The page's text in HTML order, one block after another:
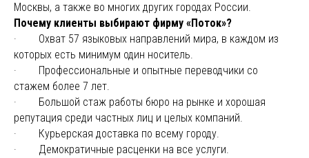
Москвы, а также во многих других городах России.
Почему клиенты выбирают фирму «Поток»?
· Охват 57 языковых направлений мира, в каждом из
которых есть минимум один носитель.
· Профессиональные и опытные переводчики со
стажем более 7 лет.
· Большой стаж работы бюро на рынке и хорошая
репутация среди частных лиц и целых компаний.
· Курьерская доставка по всему городу.
· Демократичные расценки на все услуги.